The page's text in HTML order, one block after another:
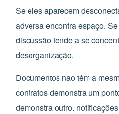
Se eles aparecem
adversa encontra espaço.
discussão tende a se
desorganização.
Documentos não têm a
contratos demonstra um
demonstra outro.